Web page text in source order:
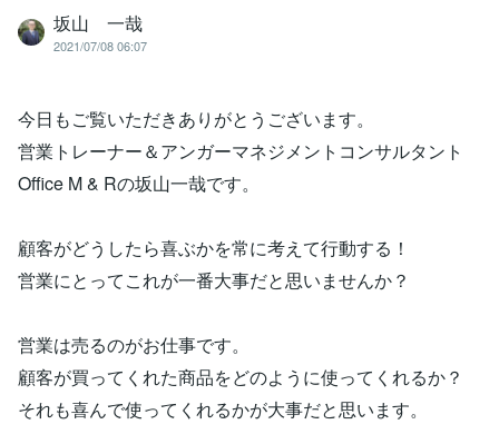
坂山 一哉
2021/07/08 06:07
今日もご覧いただきありがとうございます。
営業トレーナー＆アンガーマネジメントコンサルタント
Office M & Rの坂山一哉です。
顧客がどうしたら喜ぶかを常に考えて行動する！
営業にとってこれが一番大事だと思いませんか？
営業は売るのがお仕事です。
顧客が買ってくれた商品をどのように使ってくれるか？
それも喜んで使ってくれるかが大事だと思います。